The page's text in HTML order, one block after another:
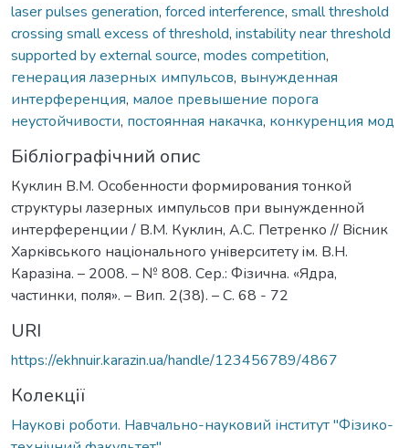
laser pulses generation, forced interference, small threshold
crossing small excess of threshold, instability near threshold
supported by external source, modes competition,
генерация лазерных импульсов, вынужденная
интерференция, малое превышение порога
неустойчивости, постоянная накачка, конкуренция мод
Бібліографічний опис
Куклин В.М. Особенности формирования тонкой
структуры лазерных импульсов при вынужденной
интерференции / В.М. Куклин, А.С. Петренко // Вiсник
Харкiвського нацiонального унiверситету iм. В.Н.
Каразiна. – 2008. – № 808. Сер.: Фізична. «Ядра,
частинки, поля». – Вип. 2(38). – С. 68 - 72
URI
https://ekhnuir.karazin.ua/handle/123456789/4867
Колекції
Наукові роботи. Навчально-науковий інститут "Фізико-